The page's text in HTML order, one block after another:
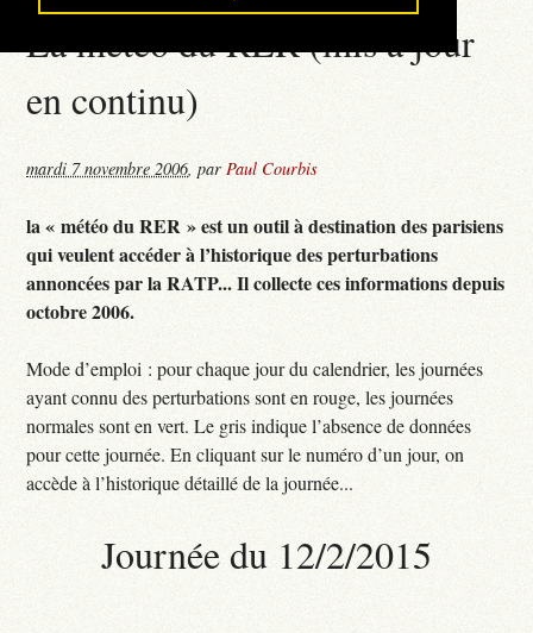
La météo du RER (mis à jour
en continu)
mardi 7 novembre 2006,parPaul Courbis
la « météo du RER » est un outil à destination des parisiens
qui veulent accéder à l’historique des perturbations
annoncées par la RATP... Il collecte ces informations depuis
octobre 2006.
Mode d’emploi : pour chaque jour du calendrier, les journées
ayant connu des perturbations sont en rouge, les journées
normales sont en vert. Le gris indique l’absence de données
pour cette journée. En cliquant sur le numéro d’un jour, on
accède à l’historique détaillé de la journée...
Journée du 12/2/2015